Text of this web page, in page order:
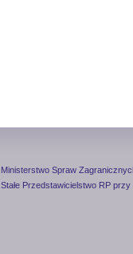
Ministerstwo Spraw
Stałe Przedstawicielstwo RP przy